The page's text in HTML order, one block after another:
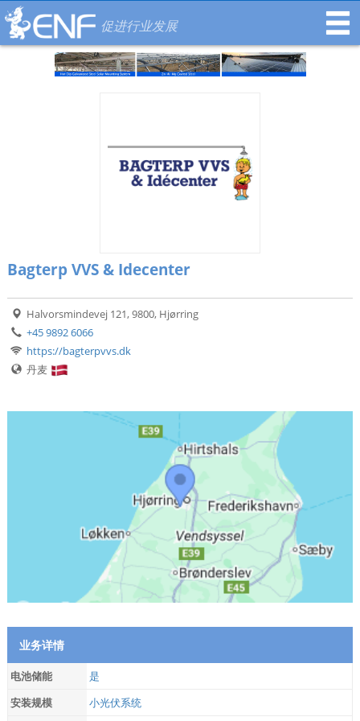
促进行业发展
Bagterp VVS & Idecenter
Halvorsmindevej 121, 9800, Hjørring
+45 9892 6066
https://bagterpvvs.dk
丹麦
业务详情
电池储能
是
安装规模
小光伏系统